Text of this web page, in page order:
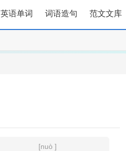
英语单词 词语造句 范文文库
[nuò ]